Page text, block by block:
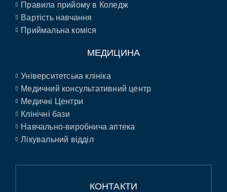
Правила прийому в Коледж
Вартість навчання
Приймальна коміся
МЕДИЦИНА
Університетська клініка
Медичний консультативний центр
Медичні Центри
Клінічні бази
Навчально-виробнича аптека
Лікувальний відділ
КОНТАКТИ